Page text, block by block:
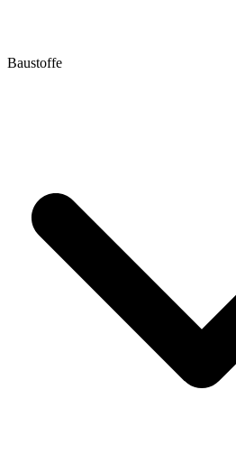
Baustoffe